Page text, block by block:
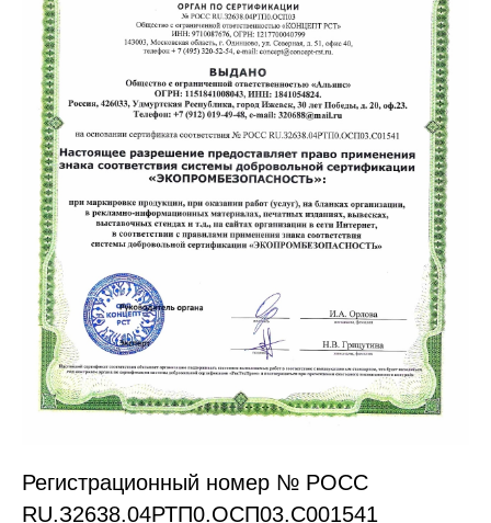
Регистрационный номер № РОСС
RU.З2638.04РТП0.OCП03.С001541